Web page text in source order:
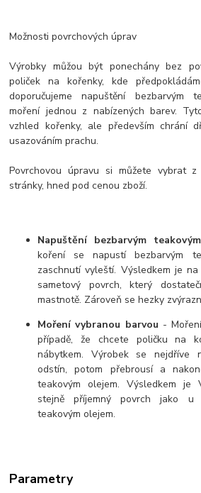
Možnosti povrchových úprav
Výrobky můžou být ponechány bez
poliček na kořenky, kde
doporučujeme napuštění bezbarvým
moření jednou z nabízených barev.
vzhled kořenky, ale především chrání
usazováním prachu.
Povrchovou úpravu si můžete vybrat
stránky, hned pod cenou zboží.
Napuštění bezbarvým
koření se napustí bezbarvým
zaschnutí vyleští. Výsledkem je
sametový povrch, který
mastnotě. Zároveň se hezky
Moření vybranou barvou -
případě, že chcete poličku na
nábytkem. Výrobek se nejdříve
odstín, potom přebrousí a
teakovým olejem. Výsledkem je
stejně příjemný povrch jako u
teakovým olejem.
Parametry